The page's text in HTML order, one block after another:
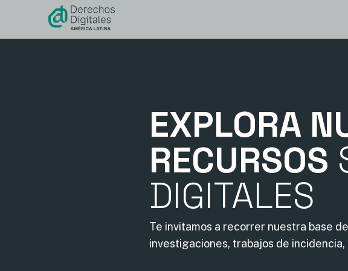
EXPLORA
RECURSOS
DIGITALES
Te invitamos a recorrer nuestra base
investigaciones, trabajos de